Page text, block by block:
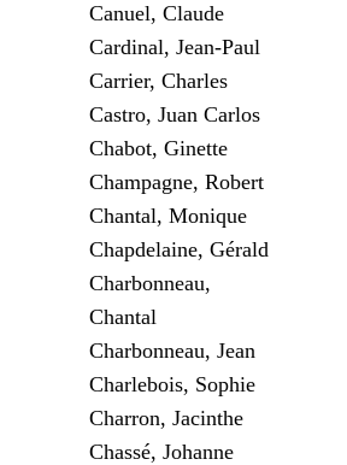
Canuel, Claude
Cardinal, Jean-Paul
Carrier, Charles
Castro, Juan Carlos
Chabot, Ginette
Champagne, Robert
Chantal, Monique
Chapdelaine, Gérald
Charbonneau,
Chantal
Charbonneau, Jean
Charlebois, Sophie
Charron, Jacinthe
Chassé, Johanne